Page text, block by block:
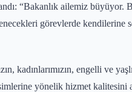
“Bakanlık ailemiz büyüyor.
görevlerde kendilerine
kadınlarımızın, engelli ve yaşlı
yönelik hizmet kalitesini